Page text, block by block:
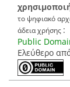
το ψηφιακό
άδεια χρήσης :
Public
Ελεύθερο